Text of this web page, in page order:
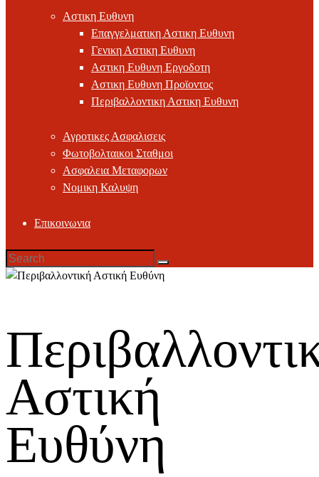
Αστικη Ευθυνη
Επαγγελματικη Αστικη Ευθυνη
Γενικη Αστικη Ευθυνη
Αστικη Ευθυνη Εργοδοτη
Αστικη Ευθυνη Προϊοντος
Περιβαλλοντικη Αστικη Ευθυνη
Αγροτικες Ασφαλισεις
Φωτοβολταικοι Σταθμοι
Ασφαλεια Μεταφορων
Νομικη Καλυψη
Επικοινωνια
Αστική
Ευθύνη